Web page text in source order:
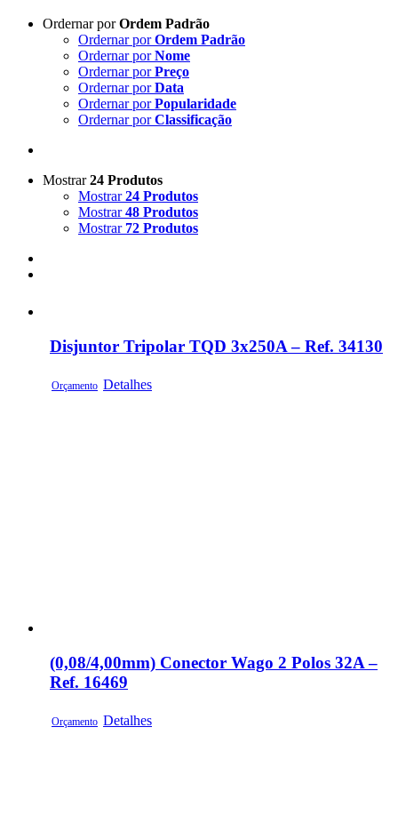
Ordernar porOrdem Padrão
Ordernar porOrdem Padrão
Ordernar porNome
Ordernar porPreço
Ordernar porData
Ordernar porPopularidade
Ordernar porClassificação
Mostrar24 Produtos
Mostrar24 Produtos
Mostrar48 Produtos
Mostrar 72 Produtos
Disjuntor Tripolar TQD 3x250A – Ref. 34130
Orçamento Detalhes
(0,08/4,00mm) Conector Wago 2 Polos 32A –
Ref. 16469
Orçamento Detalhes